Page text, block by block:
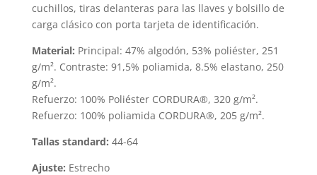
cuchillos, tiras delanteras para las llaves y bolsillo de
carga clásico con porta tarjeta de identificación.
Material: Principal: 47% algodón, 53% poliéster, 251
g/m². Contraste: 91,5% poliamida, 8.5% elastano, 250
g/m².
Refuerzo: 100% Poliéster CORDURA®, 320 g/m².
Refuerzo: 100% poliamida CORDURA®, 205 g/m².
Tallas standard: 44-64
Ajuste: Estrecho